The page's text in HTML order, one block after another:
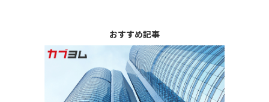
おすすめ記事